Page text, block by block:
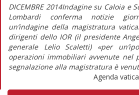
DICEMBRE 2014Indagine su Caloia e
Lombardi conferma notizie
un’indagine della magistratura
dirigenti dello IOR (il presidente
generale Lelio Scaletti) «per
operazioni immobiliari avvenute nel
segnalazione alla magistratura è
Agenda